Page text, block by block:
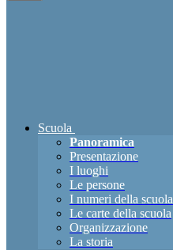
Scuola
Panoramica
Presentazione
I luoghi
Le persone
I numeri della scuola
Le carte della scuola
Organizzazione
La storia